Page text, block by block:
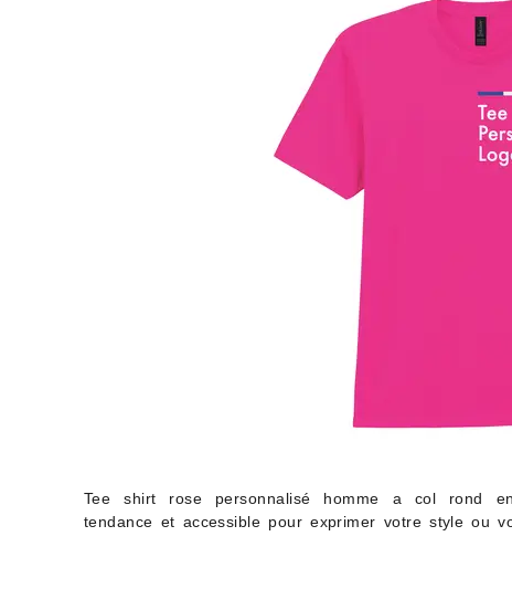
Tee shirt rose personnalisé homme a col rond
tendance et accessible pour exprimer votre style ou